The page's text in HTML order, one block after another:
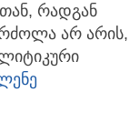
რადგან
არ არის,